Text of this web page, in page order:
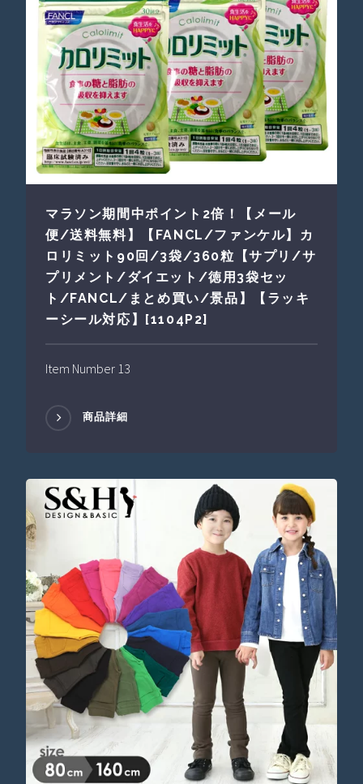
マラソン期間中ポイント2倍！【メール
便/送料無料】【FANCL/ファンケル】カ
ロリミット90回/3袋/360粒【サプリ/サ
プリメント/ダイエット/徳用3袋セッ
ト/FANCL/まとめ買い/景品】【ラッキ
ーシール対応】[1104P2]
Item Number 13
商品詳細